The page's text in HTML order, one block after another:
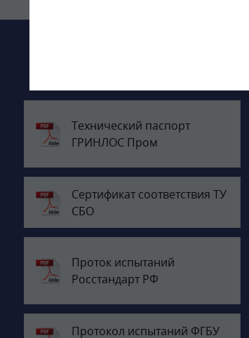
Технический паспорт
ГРИНЛОС Пром
Сертификат соответствия ТУ
СБО
Проток испытаний
Росстандарт РФ
Протокол испытаний ФГБУ